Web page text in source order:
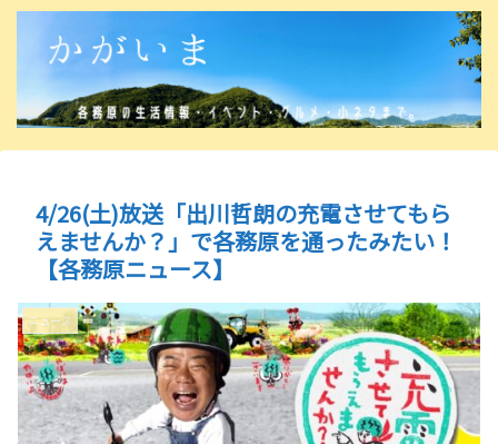
4/26(土)放送「出川哲朗の充電させてもら
えませんか？」で各務原を通ったみたい！
【各務原ニュース】
ニュース